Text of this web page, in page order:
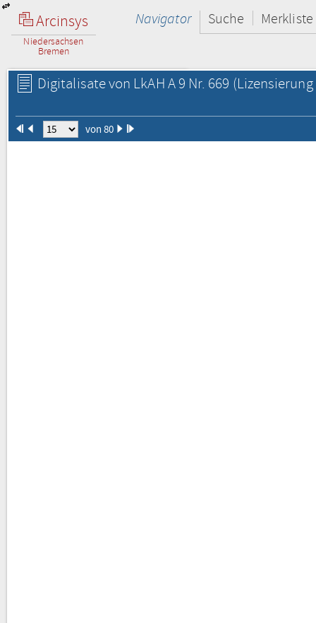
Arcinsys
Niedersachsen
Bremen
Navigator Suche Merkliste
Digitalisate von LkAH A 9 Nr. 669
von 80